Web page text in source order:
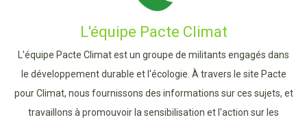
L'équipe Pacte Climat
L'équipe Pacte Climat est un groupe de militants engagés dans
le développement durable et l'écologie. À travers le site Pacte
pour Climat, nous fournissons des informations sur ces sujets, et
travaillons à promouvoir la sensibilisation et l'action sur les